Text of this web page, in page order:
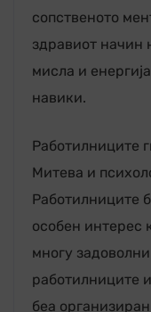
сопственото
здравиот начин
мисла и
навики.
Работилниците
Митева и
Работилниците
особен интерес
многу
работилниците
беа